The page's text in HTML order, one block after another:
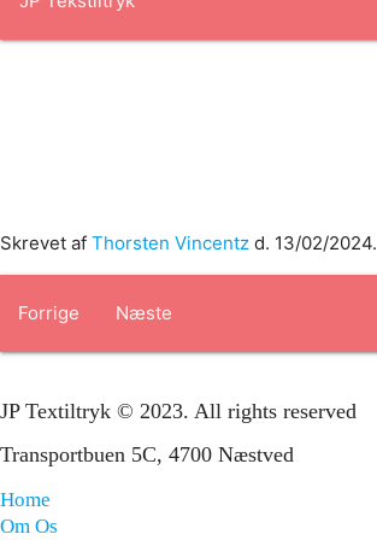
Skrevet af Thorsten Vincentz d. 13/02/2024.
Forrige Næste
JP Textiltryk © 2023. All rights reserved
Transportbuen 5C, 4700 Næstved
Home
Om Os